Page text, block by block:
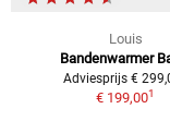
Louis
Bandenwarmer
Adviesprijs €
€ 199,001